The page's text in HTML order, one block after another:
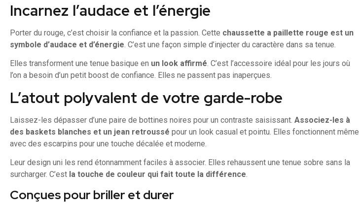
Incarnez l’audace et l’énergie
Porter du rouge, c’est choisir la confiance et la passion. Cette chaussette a paillette rouge est un
symbole d’audace et d’énergie. C’est une façon simple d’injecter du caractère dans sa tenue.
Elles transforment une tenue basique en un look affirmé. C’est l’accessoire idéal pour les jours où
l’on a besoin d’un petit boost de confiance. Elles ne passent pas inaperçues.
L’atout polyvalent de votre garde-robe
Laissez-les dépasser d’une paire de bottines noires pour un contraste saisissant. Associez-les à
des baskets blanches et un jean retroussé pour un look casual et pointu. Elles fonctionnent même
avec des escarpins pour une touche décalée et moderne.
Leur design uni les rend étonnamment faciles à associer. Elles rehaussent une tenue sobre sans la
surcharger. C’est la touche de couleur qui fait toute la différence.
Conçues pour briller et durer